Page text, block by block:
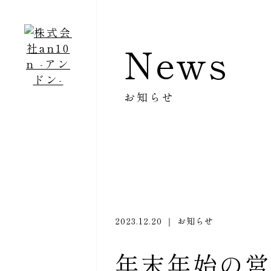
News
お知らせ
2023.12.20 ｜ お知らせ